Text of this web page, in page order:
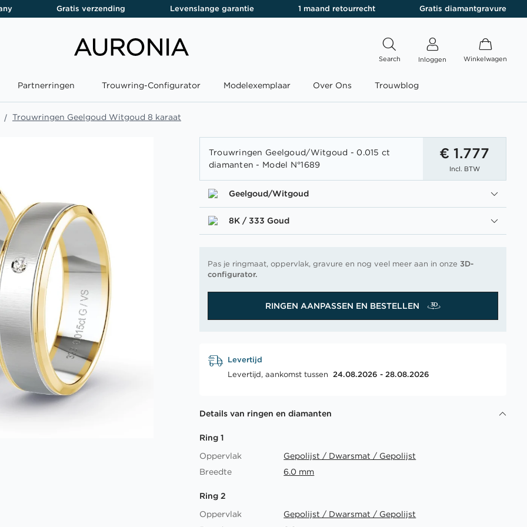
Gratis verzending Levenslange garantie 1 maand retourrecht Gratis diamantgravure
Search Inloggen Winkelwagen
Partnerringen Trouwring-Configurator Modelexemplaar Over Ons Trouwblog
Trouwringen Geelgoud Witgoud 8 karaat
Trouwringen Geelgoud/Witgoud - 0.015 ct
diamanten - Model N°1689
€ 1.777
Incl. BTW
Geelgoud/Witgoud
8K / 333 Goud
Pas je ringmaat, oppervlak, gravure en nog veel meer aan in onze3D-
configurator.
RINGEN AANPASSEN EN BESTELLEN
Levertijd
Levertijd, aankomst tussen 24.08.2026 - 28.08.2026
Details van ringen en diamanten
Ring 1
Oppervlak
Gepolijst / Dwarsmat / Gepolijst
Breedte
6.0 mm
Ring 2
Oppervlak
Gepolijst / Dwarsmat / Gepolijst